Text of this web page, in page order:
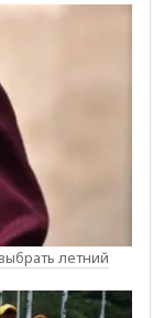
летний